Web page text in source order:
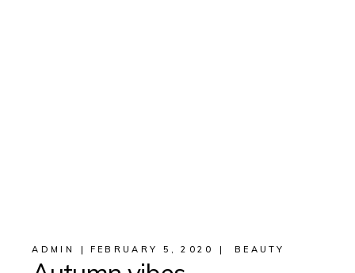
ADMIN FEBRUARY 5, 2020 BEAUTY